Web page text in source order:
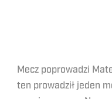
Mecz poprowadzi
ten prowadził jeden